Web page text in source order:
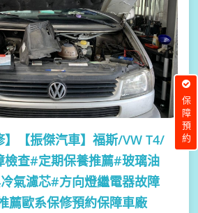
【振傑汽車】福斯/VW T4/
檢查#定期保養推薦#玻璃油
氣濾芯#方向燈繼電器故障
薦歐系保修預約保障車廠
保障預約